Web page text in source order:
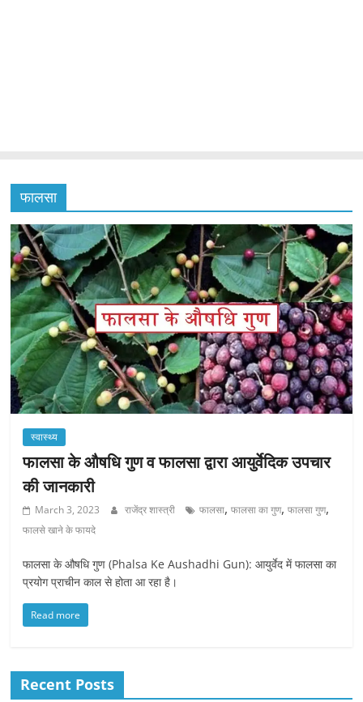
फालसा
स्वास्थ्य
फालसा के औषधि गुण व फालसा द्वारा आयुर्वेदिक उपचार
की जानकारी
March 3, 2023 राजेंद्र शास्त्री फालसा,फालसा का गुण,फालसा गुण,
फालसे खाने के फायदे
फालसा के औषधि गुण (Phalsa Ke Aushadhi Gun): आयुर्वेद में फालसा का
प्रयोग प्राचीन काल से होता आ रहा है।
Read more
Recent Posts